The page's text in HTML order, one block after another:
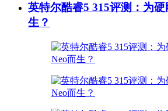
英特尔酷睿5 315评测：为
生？